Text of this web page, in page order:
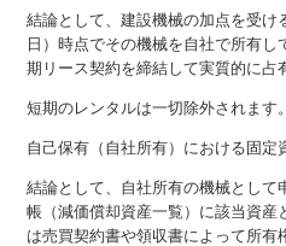
結論として、建設機械の加点を受け
日）時点でその機械を自社で所有
期リース契約を締結して実質的に占
短期のレンタルは一切除外されます。
自己保有（自社所有）における固定
結論として、自社所有の機械として
帳（減価償却資産一覧）に該当資産
は売買契約書や領収書によって所有